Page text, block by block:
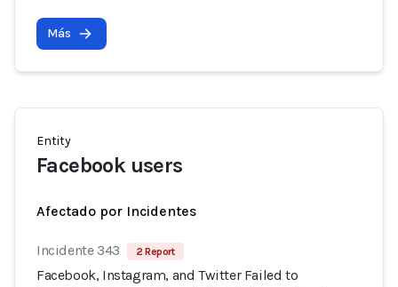
Más
Entity
Facebook users
Afectado por Incidentes
Incidente 343 2 Report
Facebook, Instagram, and Twitter Failed to